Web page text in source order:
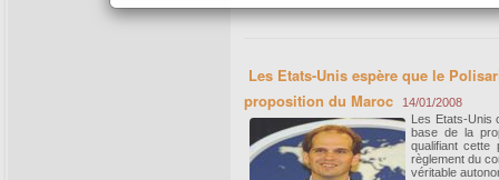
Les Etats-Unis espère que le
proposition du Maroc
14/01/2008
Les Etats-Unis
base de la
qualifiant cette
règlement du
véritable